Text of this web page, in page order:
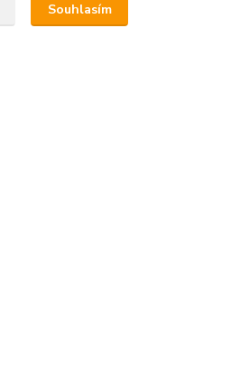
Souhlasím